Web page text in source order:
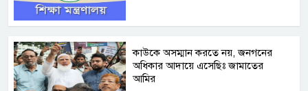
কাউকে অসম্মান করতে নয়, জনগনের
অধিকার আদায়ে এসেছিঃ জামাতের
আমির